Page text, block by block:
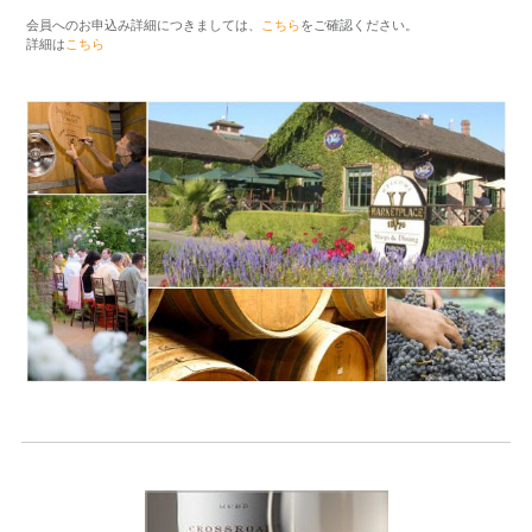
会員へのお申込み詳細につきましては、 こちらをご確認ください。
詳細は こちら